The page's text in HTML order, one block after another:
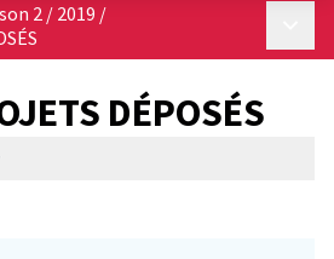
2 / 2019 /
DÉPOSÉS